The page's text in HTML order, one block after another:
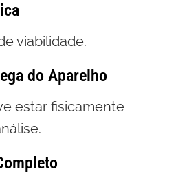
viabilidade.
do Aparelho
estar fisicamente